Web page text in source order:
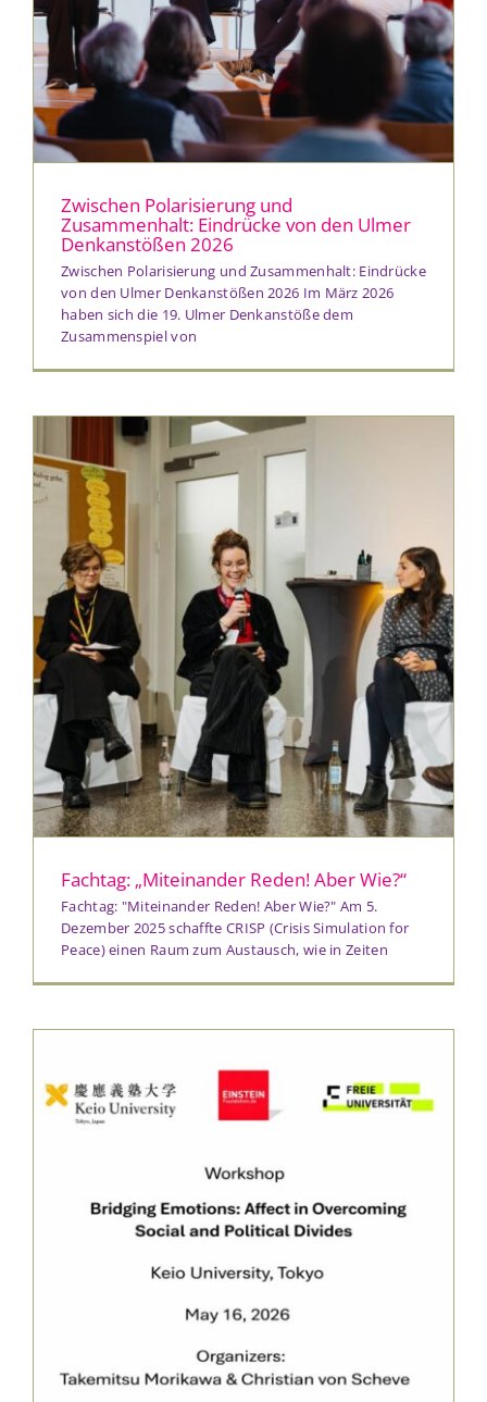
Presse & Publikationen
Blog
EN
Zwischen Polarisierung und
Zusammenhalt: Eindrücke von den Ulmer
Denkanstößen 2026
Zwischen Polarisierung und Zusammenhalt: Eindrücke
von den Ulmer Denkanstößen 2026 Im März 2026
haben sich die 19. Ulmer Denkanstöße dem
Zusammenspiel von
Fachtag: „Miteinander Reden! Aber Wie?“
Fachtag: "Miteinander Reden! Aber Wie?" Am 5.
Dezember 2025 schaffte CRISP (Crisis Simulation for
Peace) einen Raum zum Austausch, wie in Zeiten